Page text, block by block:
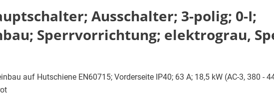
Ausschalter; 3-polig; 0-I;
Sperrvorrichtung; elektrograu,
auf Hutschiene EN60715; Vorderseite IP40; 63 A; 18,5 kW (AC-3, 380 -